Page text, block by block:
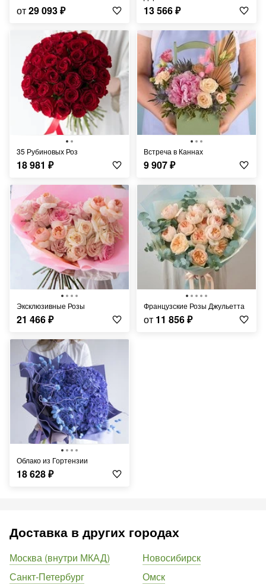
от29 093₽ 13 566₽
35 Рубиновых Роз
18 981 ₽
Встреча в Каннах
9 907₽
Эксклюзивные Розы
21 466₽
Французские Розы Джульетта
от 11 856₽
Облако из Гортензии
18 628₽
Доставка в других городах
Москва (внутри МКАД)
Санкт-Петербург
Новосибирск
Омск